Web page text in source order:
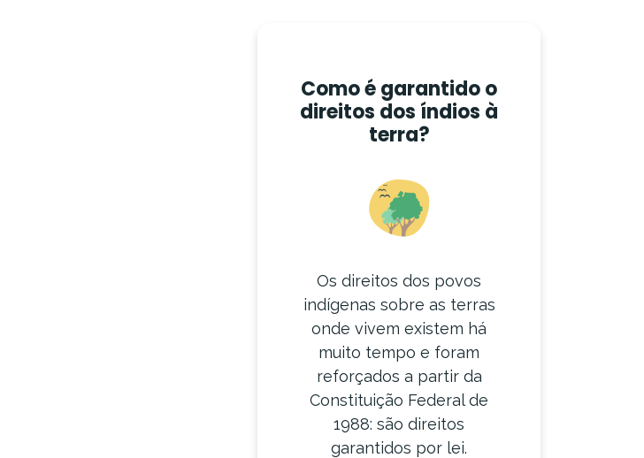
Como é garantido o
direitos dos índios à
terra?
Os direitos dos povos
indígenas sobre as terras
onde vivem existem há
muito tempo e foram
reforçados a partir da
Constituição Federal de
1988: são direitos
garantidos por lei.